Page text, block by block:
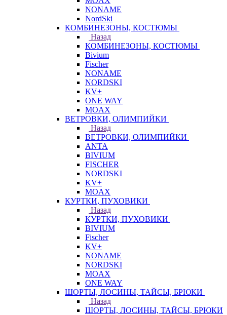
NONAME
NordSki
КОМБИНЕЗОНЫ, КОСТЮМЫ
Назад
КОМБИНЕЗОНЫ, КОСТЮМЫ
Bivium
Fischer
NONAME
NORDSKI
KV+
ONE WAY
MOAX
ВЕТРОВКИ, ОЛИМПИЙКИ
Назад
ВЕТРОВКИ, ОЛИМПИЙКИ
ANTA
BIVIUM
FISCHER
NORDSKI
KV+
MOAX
КУРТКИ, ПУХОВИКИ
Назад
КУРТКИ, ПУХОВИКИ
BIVIUM
Fischer
KV+
NONAME
NORDSKI
MOAX
ONE WAY
ШОРТЫ, ЛОСИНЫ, ТАЙСЫ, БРЮКИ
Назад
ШОРТЫ, ЛОСИНЫ, ТАЙСЫ, БРЮКИ